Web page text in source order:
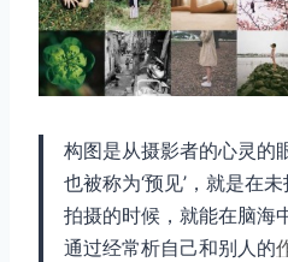
构图是从摄影者的心灵的
也被称为‘预见’，就是在
拍摄的时候，就能在脑海
通过经常析自己和别人的